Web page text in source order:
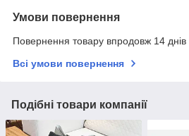
Умови повернення
Повернення товару впродовж 14 днів
Всі умови повернення
Подібні товари компанії